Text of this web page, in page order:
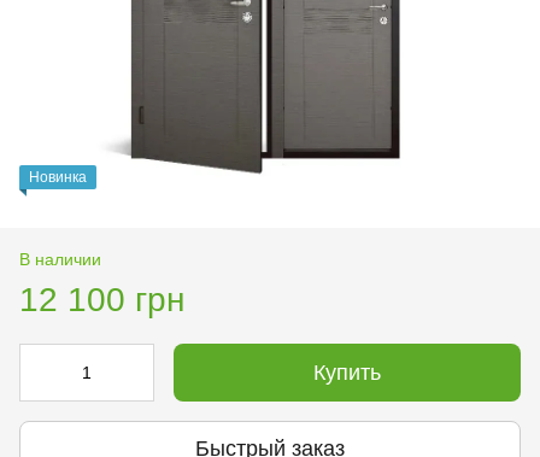
Новинка
В наличии
12 100 грн
Купить
Быстрый заказ